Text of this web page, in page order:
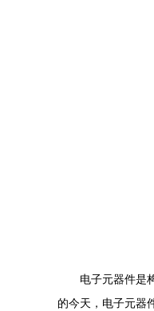
电子元器件是
的今天，电子元器